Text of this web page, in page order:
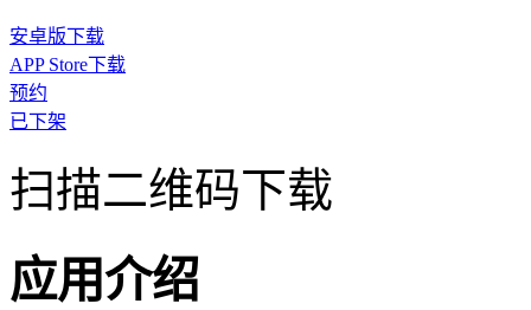
安卓版下载
APP Store下载
预约
已下架
扫描二维码下载
应用介绍